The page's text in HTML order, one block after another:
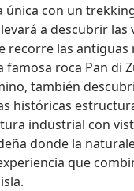
única con un
a descubrir
recorre las
famosa roca Pan di
también
históricas
industrial con
donde la
que